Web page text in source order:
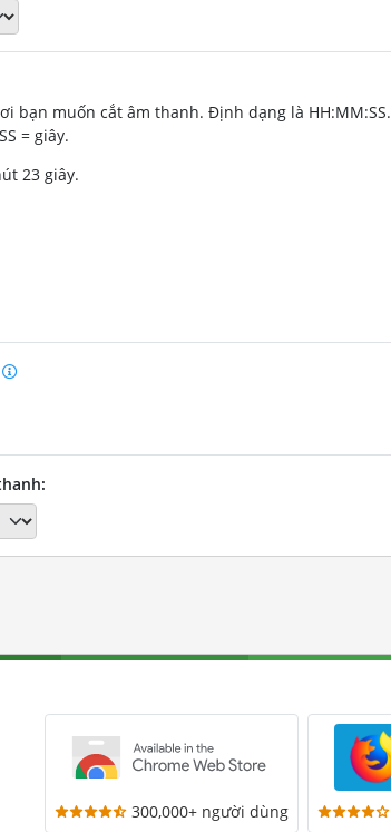
bạn muốn cắt âm thanh. Định dạng là HH:MM:SS.
= giây.
23 giây.
300,000+ người dùng